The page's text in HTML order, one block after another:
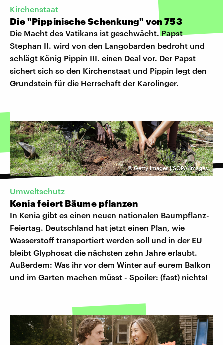
Kirchenstaat
Die "Pippinische Schenkung" von 753
Die Macht des Vatikans ist geschwächt. Papst
Stephan II. wird von den Langobarden bedroht und
schlägt König Pippin III. einen Deal vor. Der Papst
sichert sich so den Kirchenstaat und Pippin legt den
Grundstein für die Herrschaft der Karolinger.
©Getty Images | SOPA Images
Umweltschutz
Kenia feiert Bäume pflanzen
In Kenia gibt es einen neuen nationalen Baumpflanz-
Feiertag. Deutschland hat jetzt einen Plan, wie
Wasserstoff transportiert werden soll und in der EU
bleibt Glyphosat die nächsten zehn Jahre erlaubt.
Außerdem: Was ihr vor dem Winter auf eurem Balkon
und im Garten machen müsst - Spoiler: (fast) nichts!